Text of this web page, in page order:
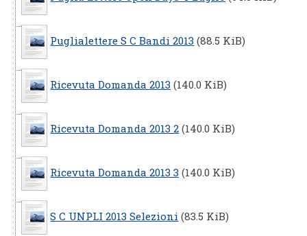
Puglialettere S C Bandi 2013 (88.5 KiB)
Ricevuta Domanda 2013 (140.0 KiB)
Ricevuta Domanda 2013 2 (140.0 KiB)
Ricevuta Domanda 2013 3 (140.0 KiB)
S C UNPLI 2013 Selezioni (83.5 KiB)